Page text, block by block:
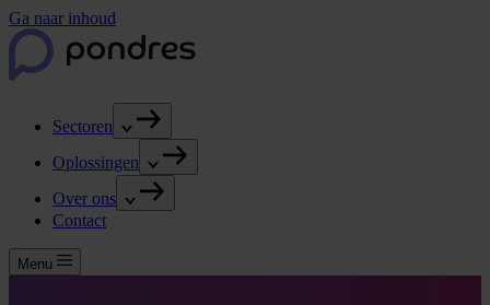
Ga naar inhoud
Sectoren
Oplossingen
Over ons
Contact
Menu